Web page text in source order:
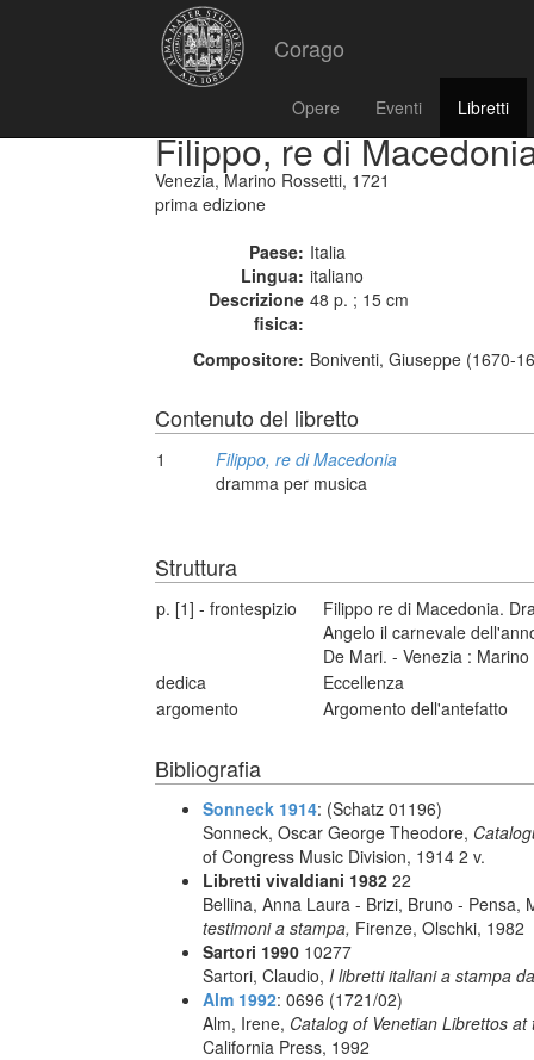
Corago
Opere Eventi Libretti
Filippo, re di
Venezia, Marino Rossetti, 1721
prima edizione
Paese: Italia
Lingua: italiano
Descrizione
fisica:
48 p. ; 15 cm
Compositore: Boniventi, Giuseppe (1670-
Contenuto del libretto
1
Filippo, re di Macedonia
dramma per musica
Struttura
p. [1] - frontespizio
Filippo re di Macedonia.
Angelo il carnevale
De Mari. - Venezia :
dedica
Eccellenza
argomento
Argomento dell'antefatto
Bibliografia
Sonneck 1914: (Schatz 01196)
Sonneck, Oscar George Theodore,
of Congress Music Division, 1914 2 v.
Libretti vivaldiani 1982 22
Bellina, Anna Laura - Brizi, Bruno - Pensa,
testimoni a stampa, Firenze, Olschki, 1982
Sartori 1990 10277
Sartori, Claudio, I libretti italiani a stampa
Alm 1992: 0696 (1721/02)
Alm, Irene, Catalog of Venetian Librettos
California Press, 1992